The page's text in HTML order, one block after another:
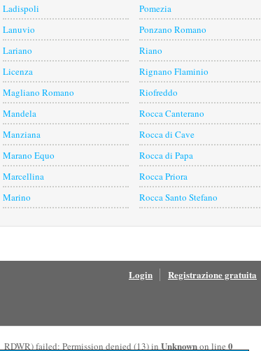
Ladispoli
Lanuvio
Lariano
Licenza
Magliano Romano
Mandela
Manziana
Marano Equo
Marcellina
Marino
Pomezia
Ponzano Romano
Riano
Rignano Flaminio
Riofreddo
Rocca Canterano
Rocca di Cave
Rocca di Papa
Rocca Priora
Rocca Santo Stefano
Login Registrazione gratuita
failed: Permission denied (13) in Unknownon line 0